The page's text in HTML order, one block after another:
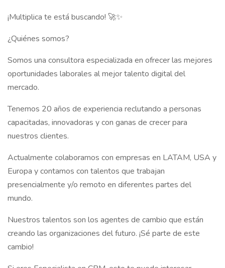
¡Multiplica te está buscando! 🚀✨
¿Quiénes somos?
Somos una consultora especializada en ofrecer las mejores
oportunidades laborales al mejor talento digital del
mercado.
Tenemos 20 años de experiencia reclutando a personas
capacitadas, innovadoras y con ganas de crecer para
nuestros clientes.
Actualmente colaboramos con empresas en LATAM, USA y
Europa y contamos con talentos que trabajan
presencialmente y/o remoto en diferentes partes del
mundo.
Nuestros talentos son los agentes de cambio que están
creando las organizaciones del futuro. ¡Sé parte de este
cambio!